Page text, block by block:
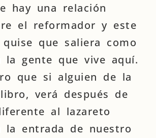
hay una relación
el reformador y este
que saliera como
la gente que vive aquí.
que si alguien de la
verá después de
al lazareto
la entrada de nuestro